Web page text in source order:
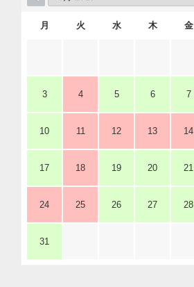
月 火 水 木 金
3 4 5 6 7
10 11 12 13 14
17 18 19 20 21
24 25 26 27 28
31